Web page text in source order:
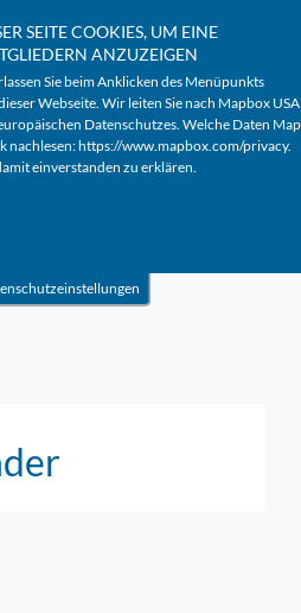
SEITE COOKIES, UM EINE
ANZUZEIGEN
Sie beim Anklicken des Menüpunkts
Webseite. Wir leiten Sie nach Mapbox
Datenschutzes. Welche Daten
nachlesen:https://www.mapbox.com/privacy.
einverstanden zu erklären.
n
Team für